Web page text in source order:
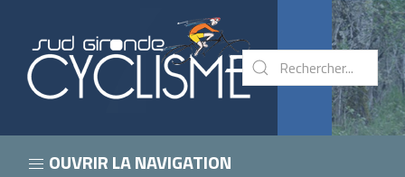
OUVRIR LA NAVIGATION